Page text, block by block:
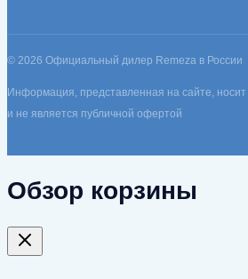
© 2026 Официальный дилер Remeza в России
Информация, представленная на сайте,
и не является публичной офертой
Обзор корзины